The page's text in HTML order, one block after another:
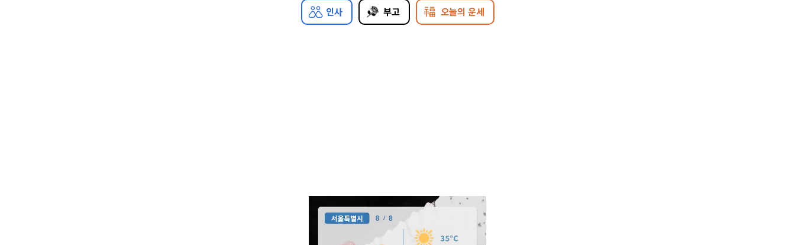
인사 부고 오늘의 운세